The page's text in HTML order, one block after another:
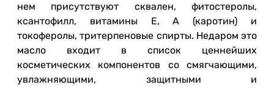
нем присутствуют сквален, фитостеролы,
ксантофилл, витамины Е, А (каротин) и
токоферолы, тритерпеновые спирты. Недаром это
масло входит в список ценнейших
косметических компонентов со смягчающими,
увлажняющими, защитными и